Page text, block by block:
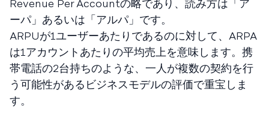
Revenue Per Accountの略であり、読み方は「ア
ーパ」あるいは「アルパ」です。
ARPUが1ユーザーあたりであるのに対して、ARPA
は1アカウントあたりの平均売上を意味します。携
帯電話の2台持ちのような、一人が複数の契約を行
う可能性があるビジネスモデルの評価で重宝しま
す。